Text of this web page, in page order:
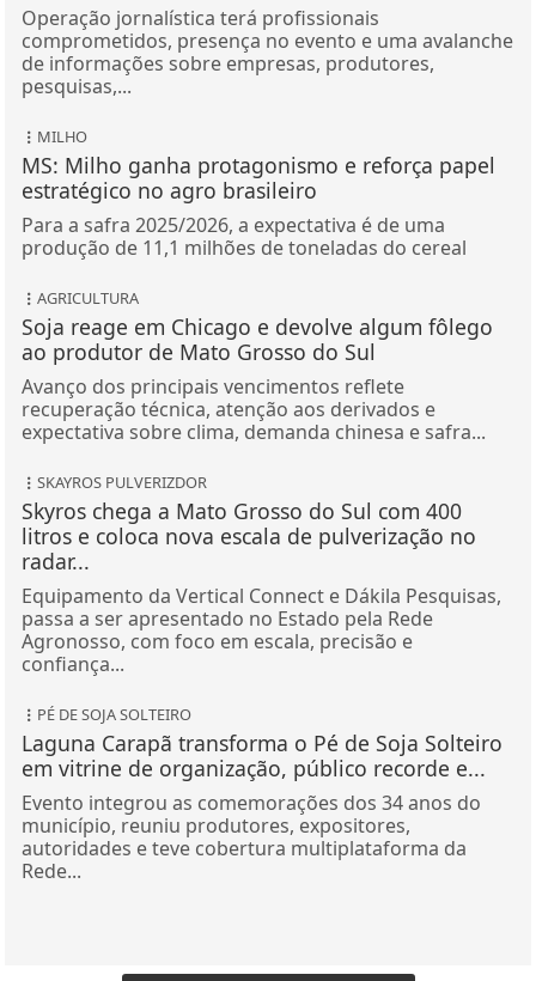
Operação jornalística terá profissionais
comprometidos, presença no evento e uma avalanche
de informações sobre empresas, produtores,
pesquisas,...
MILHO
MS: Milho ganha protagonismo e reforça papel
estratégico no agro brasileiro
Para a safra 2025/2026, a expectativa é de uma
produção de 11,1 milhões de toneladas do cereal
AGRICULTURA
Soja reage em Chicago e devolve algum fôlego
ao produtor de Mato Grosso do Sul
Avanço dos principais vencimentos reflete
recuperação técnica, atenção aos derivados e
expectativa sobre clima, demanda chinesa e safra...
SKAYROS PULVERIZDOR
Skyros chega a Mato Grosso do Sul com 400
litros e coloca nova escala de pulverização no
radar...
Equipamento da Vertical Connect e Dákila Pesquisas,
passa a ser apresentado no Estado pela Rede
Agronosso, com foco em escala, precisão e
confiança...
PÉ DE SOJA SOLTEIRO
Laguna Carapã transforma o Pé de Soja Solteiro
em vitrine de organização, público recorde e...
Evento integrou as comemorações dos 34 anos do
município, reuniu produtores, expositores,
autoridades e teve cobertura multiplataforma da
Rede...